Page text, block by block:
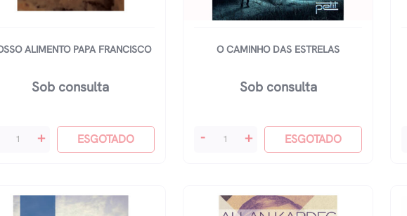
ALIMENTO PAPA FRANCISCO
Sob consulta
+ ESGOTADO
O CAMINHO DAS ESTRELAS
Sob consulta
O
quantidade
- + ESGOTADO